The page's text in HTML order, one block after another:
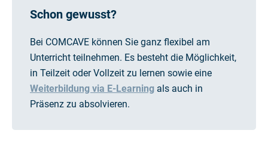
Schon gewusst?
Bei COMCAVE können Sie ganz flexibel am
Unterricht teilnehmen. Es besteht die Möglichkeit,
in Teilzeit oder Vollzeit zu lernen sowie eine
Weiterbildung via E-Learning als auch in
Präsenz zu absolvieren.